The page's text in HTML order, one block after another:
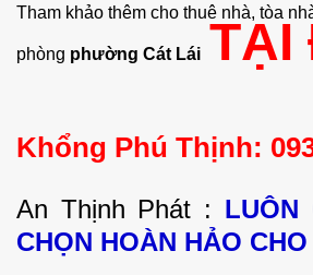
Tham khảo thêm cho thuê nhà, tòa
phòng phường Cát Lái TẠI
Khổng Phú Thịnh:
An Thịnh Phát :
CHỌN HOÀN HẢO